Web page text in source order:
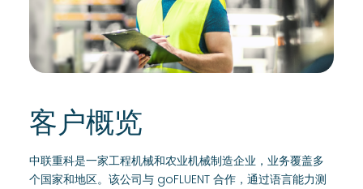
客户概览
中联重科是一家工程机械和农业机械制造企业，业务覆盖多
个国家和地区。该公司与 goFLUENT 合作，通过语言能力测